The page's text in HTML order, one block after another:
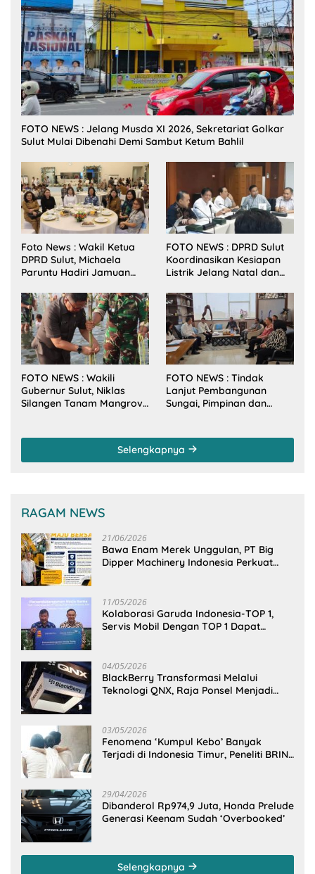
FOTO NEWS : Jelang Musda XI 2026, Sekretariat Golkar
Sulut Mulai Dibenahi Demi Sambut Ketum Bahlil
Foto News : Wakil Ketua
DPRD Sulut, Michaela
Paruntu Hadiri Jamuan
Sulut Bersama Wamenkes
RI
FOTO NEWS : DPRD Sulut
Koordinasikan Kesiapan
Listrik Jelang Natal dan
FOTO NEWS : Wakili
Gubernur Sulut, Niklas
Silangen Tanam Mangrove
FOTO NEWS : Tindak
Lanjut Pembangunan
Sungai, Pimpinan dan
Kementerian PU-RI
Selengkapnya
RAGAM NEWS
21/06/2026
Bawa Enam Merek Unggulan, PT Big
Dipper Machinery Indonesia Perkuat
11/05/2026
Kolaborasi Garuda Indonesia-TOP 1,
Servis Mobil Dengan TOP 1 Dapat
04/05/2026
BlackBerry Transformasi Melalui
Teknologi QNX, Raja Ponsel Menjadi
03/05/2026
Fenomena ‘Kumpul Kebo’ Banyak
Terjadi di Indonesia Timur, Peneliti BRIN
29/04/2026
Dibanderol Rp974,9 Juta, Honda Prelude
Generasi Keenam Sudah ‘Overbooked’
Selengkapnya